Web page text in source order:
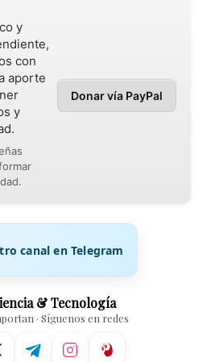
y
con
aporte
y
Donar vía PayPal
canal en Telegram
& Tecnología
· Síguenos en redes